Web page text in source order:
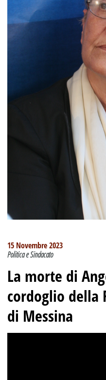
15 Novembre 2023
Politica e Sindacato
La morte di
cordoglio della
di Messina